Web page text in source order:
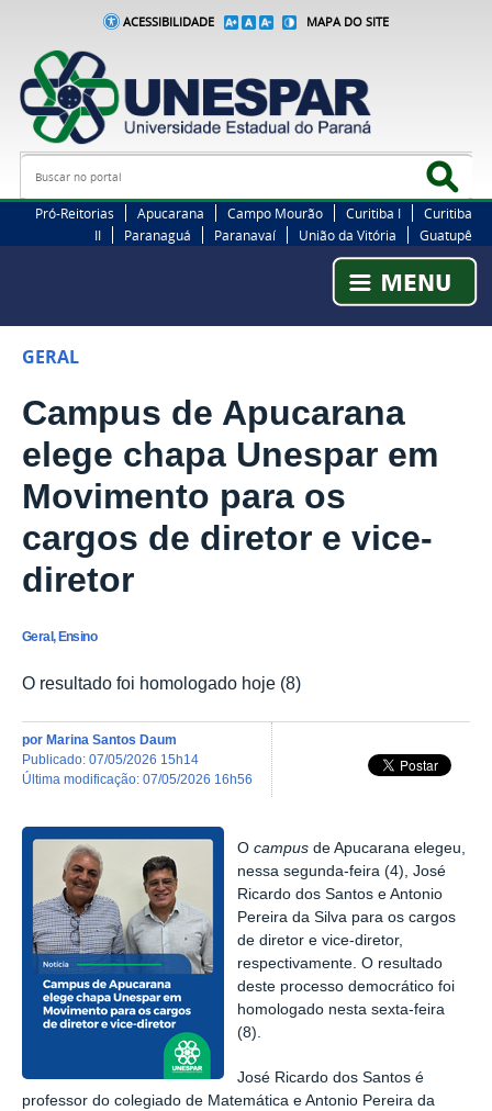
ACESSIBILIDADE MAPA DO SITE
Busca
Pró-Reitorias Apucarana Campo Mourão Curitiba I
Curitiba
II
Paranaguá Paranavaí União da Vitória Guatupê
GERAL
Campus de Apucarana
elege chapa Unespar em
Movimento para os
cargos de diretor e vice-
diretor
Geral, Ensino
O resultado foi homologado hoje (8)
por Marina Santos Daum
publicado: 07/05/2026 15h14
última modificação: 07/05/2026 16h56
Ocampusde Apucaranaelegeu
nessa segunda-feira (4), José
Ricardo dos Santos e Antonio
Pereira da Silva para os cargos
de diretor e vice-diretor,
respectivamente. O resultado
deste processo democrático foi
homologado nesta sexta-feira
(8).
José Ricardo dos Santos é
professor do colegiado de Matemática e Antonio Pereira da